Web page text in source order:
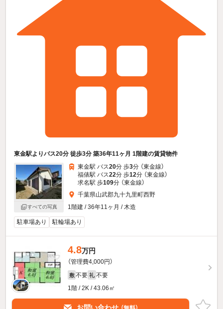
東金駅よりバス20分 徒歩3分 築36年11ヶ月 1階建の賃貸物件
すべての写真
東金駅 バス20分 歩3分 （東金線）
福俵駅 バス22分 歩12分 （東金線）
求名駅 歩109分 （東金線）
千葉県山武郡九十九里町西野
1階建 / 36年11ヶ月 / 木造
駐車場あり 駐輪場あり
4.8万円
（管理費4,000円）
敷 不要 礼 不要
1階 / 2K / 43.06㎡